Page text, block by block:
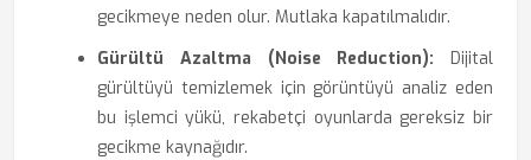
gecikmeye neden olur. Mutlaka kapatılmalıdır.
Gürültü Azaltma (Noise Reduction): Dijital
gürültüyü temizlemek için görüntüyü analiz eden
bu işlemci yükü, rekabetçi oyunlarda gereksiz bir
gecikme kaynağıdır.